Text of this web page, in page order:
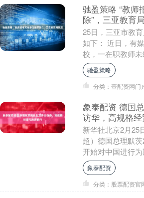
驰盈策略 “教师
除”，三亚教育
25日，三亚市教
如下： 近日，有
校，一在职教师
位被解除劳动关系
查，目前该争议已
驰盈策略
分类：壹配资网门
象泰配资 德国
访华，高规格
新华社北京2月25
超）德国总理默
开始对中国进行
访是默茨就任以来
习近平主....
象泰配资
分类：股票配资官